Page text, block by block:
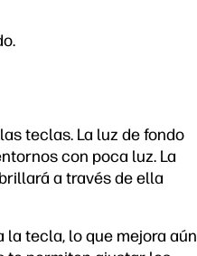
teclas. La luz de fondo
con poca luz. La
a través de ella
la tecla, lo que mejora aún